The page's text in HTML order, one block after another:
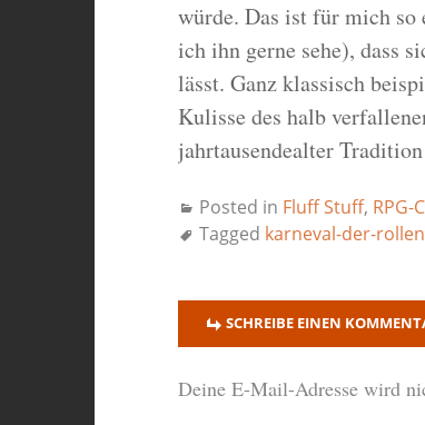
würde. Das ist für mich so
ich ihn gerne sehe), dass
lässt. Ganz klassisch
Kulisse des halb
jahrtausendealter
Posted in Fluff Stuff, RPG-
Tagged karneval-der-
SCHREIBE EINEN
Deine E-Mail-Adresse wird